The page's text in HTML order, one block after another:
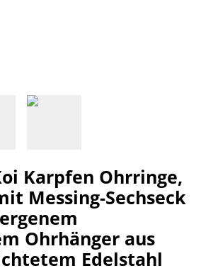
Karpfen Ohrringe,
Messing-Sechseck
Ohrhänger aus
Edelstahl